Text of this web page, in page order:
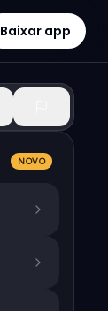
Baixar app
NOVO